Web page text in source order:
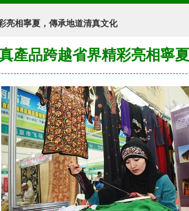
亮相寧夏，傳承地道清真文化
產品跨越省界精彩亮相寧